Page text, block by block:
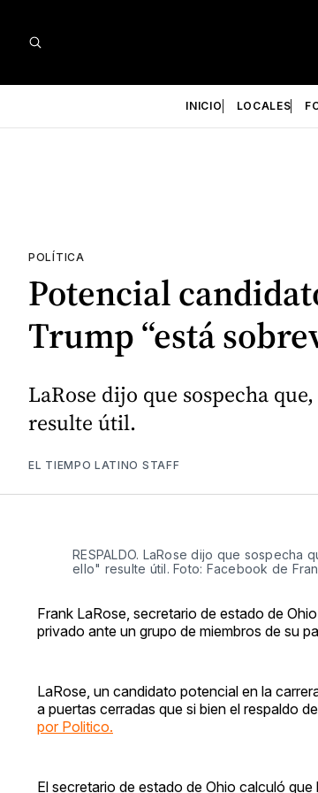
INICIO LOCALES
POLÍTICA
Potencial
Trump “está
LaRose dijo que sospecha
resulte útil.
EL TIEMPO LATINO STAFF
RESPALDO. LaRose dijo que
ello" resulte útil. Foto: Facebook de
Frank LaRose, secretario de estado de
privado ante un grupo de miembros de su
LaRose, un candidato potencial en la
a puertas cerradas que si bien el respaldo
por Politico.
El secretario de estado de Ohio calculó